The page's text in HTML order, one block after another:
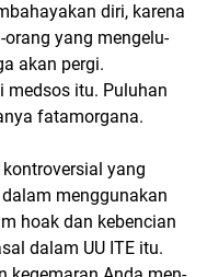
diri, karena
yang mengelu-
akan pergi.
medsos itu. Puluhan
fatamorgana.
yang
menggunakan
hoak dan kebencian
dalam UU ITE itu.